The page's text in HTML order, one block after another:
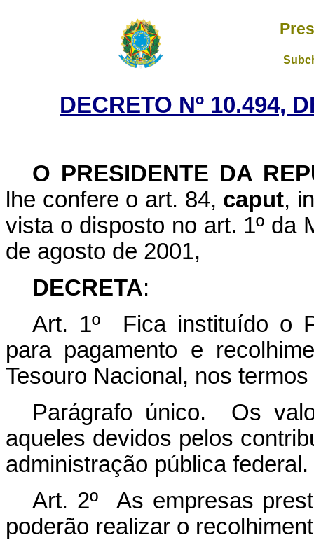
DECRETO Nº 10.494,
O PRESIDENTE DA
lhe confere o art. 84, caput,
vista o disposto no art. 1º da
de agosto de 2001,
DECRETA:
Art. 1º Fica instituído o
para pagamento e
Tesouro Nacional, nos
Parágrafo único. Os
aqueles devidos pelos
administração pública federal.
Art. 2º As empresas
poderão realizar o